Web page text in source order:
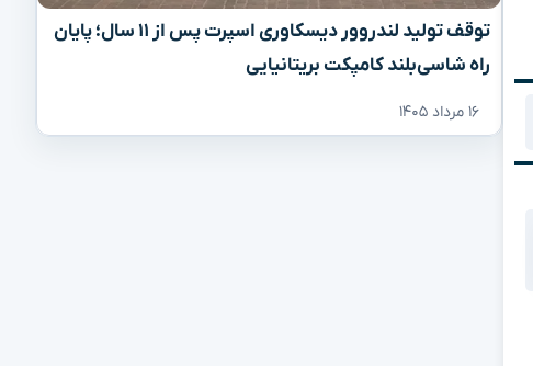
توقف تولید لندروور دیسکاوری اسپرت پس از ۱۱ سال؛ پایان
راه شاسی‌بلند کامپکت بریتانیایی
۱۶ مرداد ۱۴۰۵